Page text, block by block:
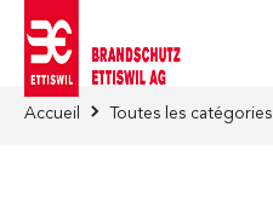
Accueil Toutes les catégories